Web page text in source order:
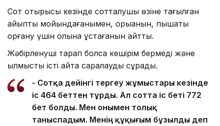
Сот отырысы кезінде сотталушы өзіне тағылған
айыпты мойындағанымен, қорыққанын, пышақты
қорғану үшін қолына ұстағанын айтты.
Жәбірленуші тарап болса кешірім бермеді және
қылмыстық істі қайта саралауды сұрады.
- Сотқа дейінгі тергеу жұмыстары кезінде
іс 464 беттен тұрды. Ал сотта іс беті 772
бет болды. Мен онымен толық
таныспадым. Менің құқығым бұзылды деп